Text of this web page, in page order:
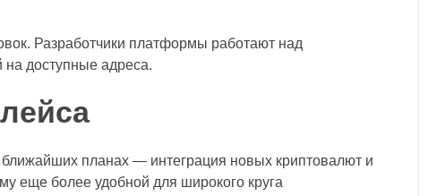
Разработчики платформы работают над
на доступные адреса.
планах — интеграция новых криптовалют и
еще более удобной для широкого круга